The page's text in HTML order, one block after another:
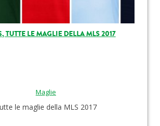
TUTTE LE MAGLIE DELLA MLS 2017
Maglie
le maglie della MLS 2017